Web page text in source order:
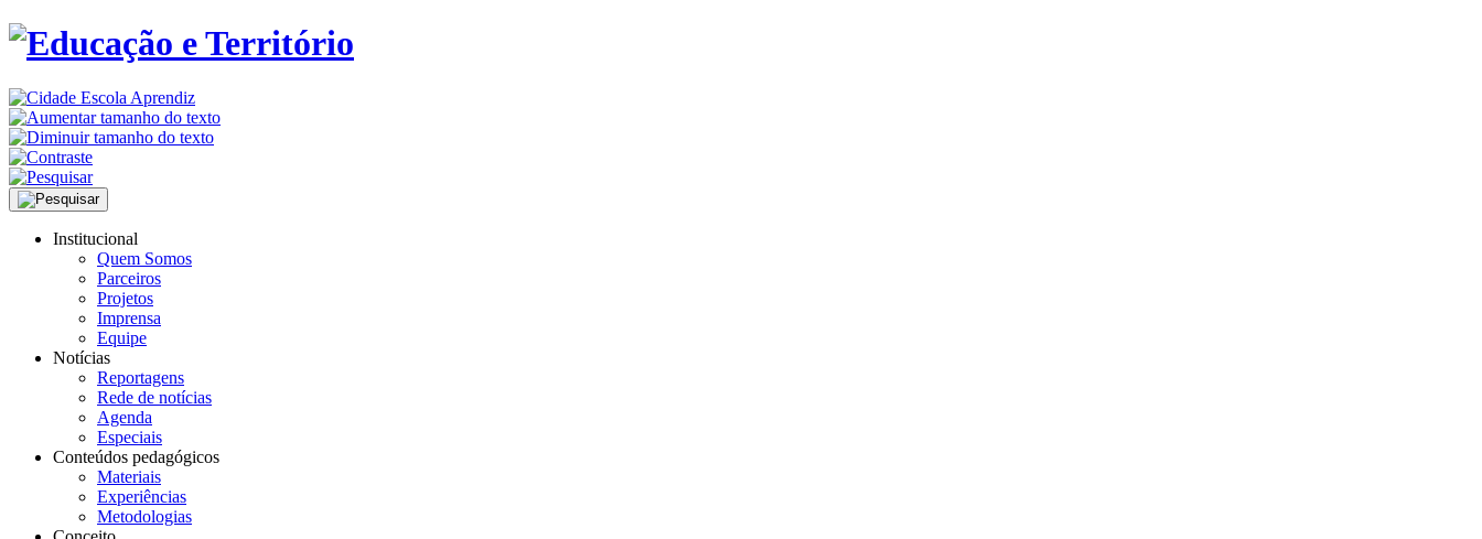
Institucional
Quem Somos
Parceiros
Projetos
Imprensa
Equipe
Notícias
Reportagens
Rede de notícias
Agenda
Especiais
Conteúdos pedagógicos
Materiais
Experiências
Metodologias